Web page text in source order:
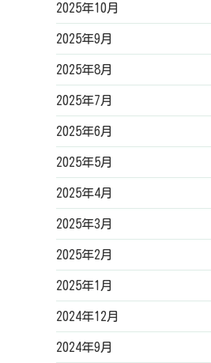
2025年10月
2025年9月
2025年8月
2025年7月
2025年6月
2025年5月
2025年4月
2025年3月
2025年2月
2025年1月
2024年12月
2024年9月